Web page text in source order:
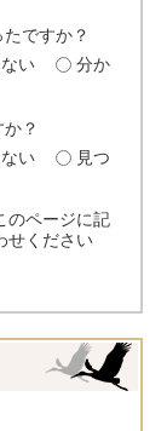
ですか？
い
分か
？
い
見つ
のページに記
せください